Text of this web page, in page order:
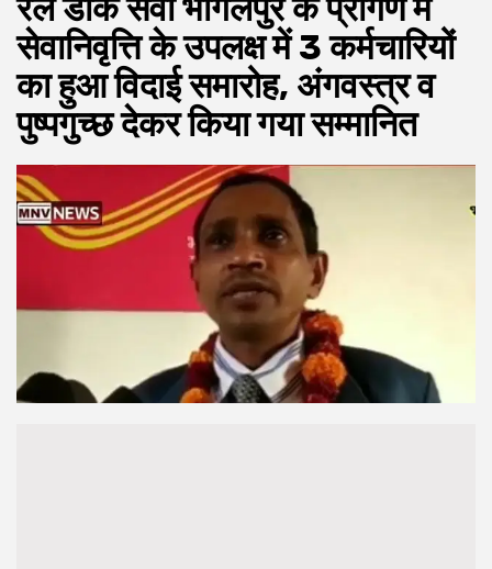
रेल डाक सेवा भागलपुर के प्रांगण में
सेवानिवृत्ति के उपलक्ष में 3 कर्मचारियों
का हुआ विदाई समारोह, अंगवस्त्र व
पुष्पगुच्छ देकर किया गया सम्मानित